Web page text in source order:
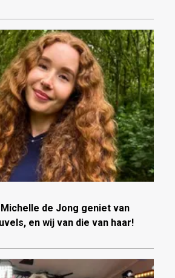
de Jong geniet van
en wij van die van haar!